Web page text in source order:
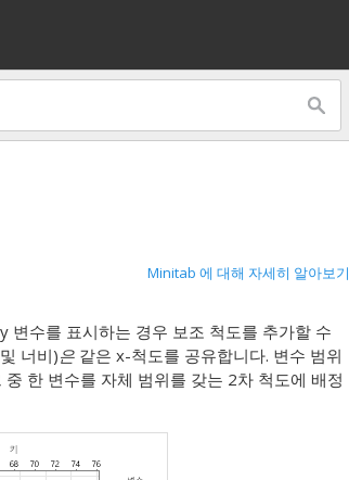
Minitab 에 대해 자세히 알아보기
변수를 표시하는 경우 보조 척도를 추가할 수
너비)은 같은 x-척도를 공유합니다. 변수 범위
한 변수를 자체 범위를 갖는 2차 척도에 배정